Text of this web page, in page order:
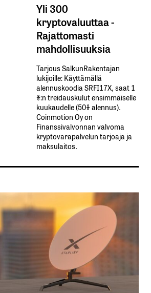
Yli 300
kryptovaluuttaa -
Rajattomasti
mahdollisuuksia
Tarjous SalkunRakentajan
lukijoille: Käyttämällä​ ​
alennuskoodia​ ​SRFI17X,​ ​saat​ ​1
%:n treidauskulut​ ​ensimmäiselle​ ​
kuukaudelle​ ​(50%​ ​alennus).
Coinmotion Oy on
Finanssivalvonnan valvoma
kryptovarapalvelun tarjoaja ja
maksulaitos.